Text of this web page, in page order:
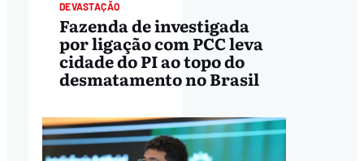
DEVASTAÇÃO
Fazenda de investigada
por ligação com PCC leva
cidade do PI ao topo do
desmatamento no Brasil